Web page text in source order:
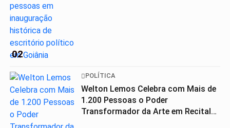
02
POLÍTICA
Welton Lemos Celebra com Mais de
1.200 Pessoas o Poder
Transformador da Arte em Recital